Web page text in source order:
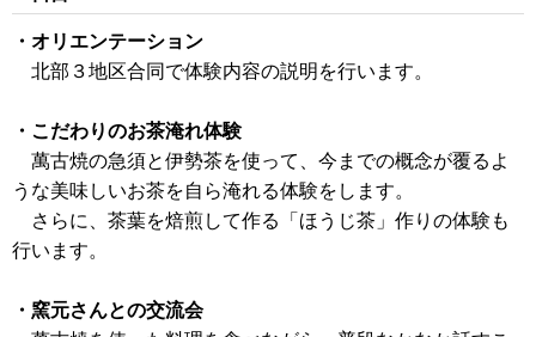
・オリエンテーション
北部３地区合同で体験内容の説明を行います。
・こだわりのお茶淹れ体験
萬古焼の急須と伊勢茶を使って、今までの概念が覆るよ
うな美味しいお茶を自ら淹れる体験をします。
さらに、茶葉を焙煎して作る「ほうじ茶」作りの体験も
行います。
・窯元さんとの交流会